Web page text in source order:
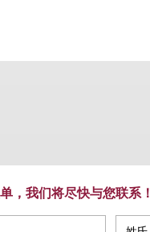
，我们将尽快与您联系！